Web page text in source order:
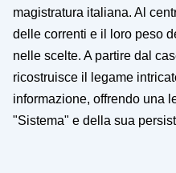
magistratura italiana. Al
delle correnti e il loro peso
nelle scelte. A partire dal
ricostruisce il legame
informazione, offrendo una
"Sistema" e della sua